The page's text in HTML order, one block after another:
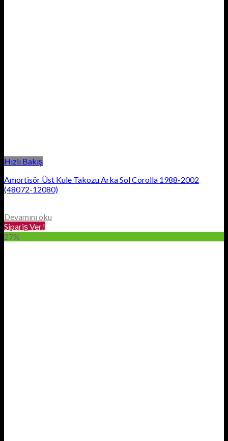
Hızlı Bakış
Amortisör Üst Kule Takozu Arka Sol Corolla 1988-2002
(48072-12080)
Devamını oku
Sipariş Ver.!
27%